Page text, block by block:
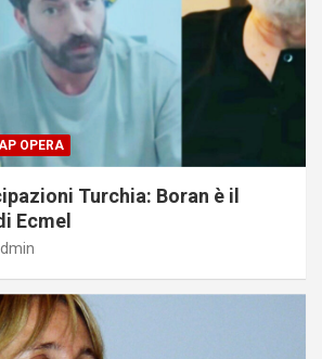
OPERA
Turchia: Boran è il
Ecmel